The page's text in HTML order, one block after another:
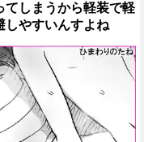
てしまうから軽装で軽
しやすいんすよね